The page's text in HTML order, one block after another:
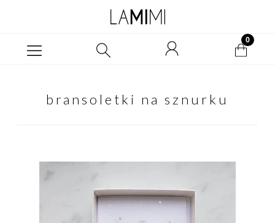
bransoletki na sznurku